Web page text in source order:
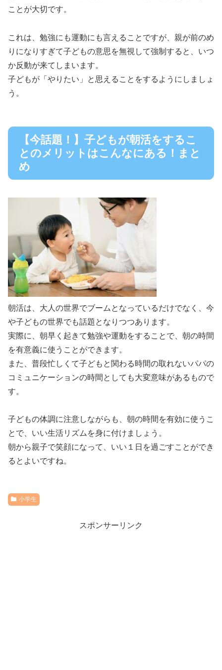
ことが大切です。
これは、勉強にも運動にも言えることですが、親が前のめ
りになりすぎて子どもの意思を無視して強制すると、いつ
か反動が来てしまいます。
子どもが「やりたい」と思えることをするようにしましょ
う。
【今話題！】子どもが朝活をするこ
とのメリットはこんなにある！まと
め
朝活は、大人の世界でブームとなっているだけでなく、今
や子どもの世界でも話題となりつつあります。
実際に、朝早く起きて勉強や運動をすることで、朝の時間
を有意義に使うことができます。
また、普段忙しくて子どもと関わる時間の取れないパパの
コミュニケーションの時間としても大変意味があるもので
す。
子どもの体調に注意しながらも、朝の時間を有効に使うこ
とで、いい生活リズムを身に付けましょう。
朝から親子で笑顔になって、いい１日を過ごすことができ
るとよいですね。
小学生
スポンサーリンク